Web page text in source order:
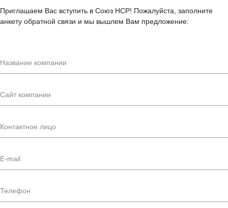
Приглашаем Вас вступить в Союз НСР! Пожалуйста, заполните
анкету обратной связи и мы вышлем Вам предложение: